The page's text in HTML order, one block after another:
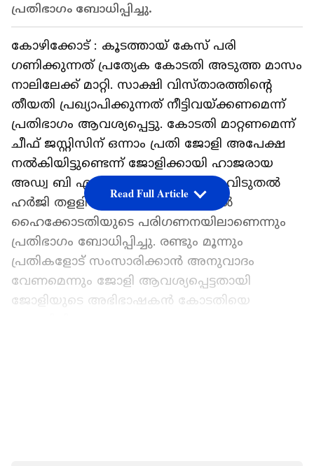
പ്രതിഭാഗം ബോധിപ്പിച്ചു.
കോഴിക്കോട് : കൂടത്തായ് കേസ് പരി​
ഗണിക്കുന്നത് പ്രത്യേക കോടതി അടുത്ത മാസം
നാലിലേക്ക് മാറ്റി. സാക്ഷി വിസ്താരത്തിന്റെ
തീയതി പ്രഖ്യാപിക്കുന്നത് നീട്ടിവയ്ക്കണമെന്ന്
പ്രതിഭാഗം ആവശ്യപ്പെട്ടു. കോടതി മാറ്റണമെന്ന്
ചീഫ് ജസ്റ്റിസിന് ഒന്നാം പ്രതി ജോളി അപേക്ഷ
നൽകിയിട്ടുണ്ടെന്ന് ജോളിക്കായി ഹാജരായ
അഡ്വ ബി എ ആളൂർ ബോധിപ്പിച്ചു. വിടുതൽ
ഹർജി തളളിയതിനെതിരായ അപ്പീൽ
ഹൈക്കോടതിയുടെ പരിഗണനയിലാണെന്നും
പ്രതിഭാഗം ബോധിപ്പിച്ചു. രണ്ടും മൂന്നും
പ്രതികളോട് സംസാരിക്കാൻ അനുവാദം
വേണമെന്നും ജോളി ആവശ്യപ്പെട്ടതായി
ജോളിയുടെ അഭിഭാഷകൻ കോടതിയെ
Read Full Article